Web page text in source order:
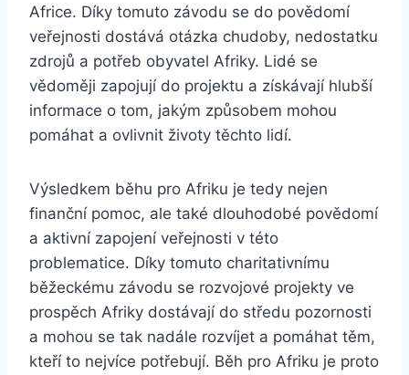
Africe. Díky tomuto závodu se do povědomí
veřejnosti dostává otázka chudoby, nedostatku
zdrojů a potřeb obyvatel Afriky. Lidé se
vědoměji zapojují do projektu a získávají hlubší
informace o tom, jakým způsobem mohou
pomáhat a ovlivnit životy těchto lidí.
Výsledkem běhu pro Afriku je tedy nejen
finanční pomoc, ale také dlouhodobé povědomí
a aktivní zapojení veřejnosti v této
problematice. Díky tomuto charitativnímu
běžeckému závodu se rozvojové projekty ve
prospěch Afriky dostávají do středu pozornosti
a mohou se tak nadále rozvíjet a pomáhat těm,
kteří to nejvíce potřebují. Běh pro Afriku je proto